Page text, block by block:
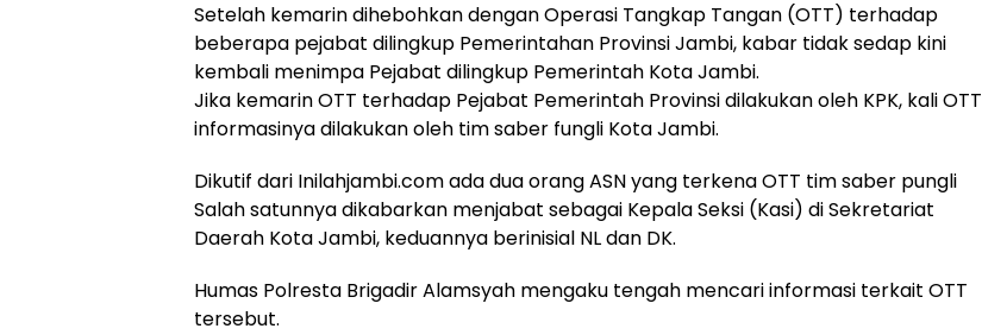
Setelah kemarin dihebohkan dengan Operasi Tangkap Tangan (OTT) terhadap
beberapa pejabat dilingkup Pemerintahan Provinsi Jambi, kabar tidak sedap kini
kembali menimpa Pejabat dilingkup Pemerintah Kota Jambi.
Jika kemarin OTT terhadap Pejabat Pemerintah Provinsi dilakukan oleh KPK, kali OTT
informasinya dilakukan oleh tim saber fungli Kota Jambi.
Dikutif dari Inilahjambi.com ada dua orang ASN yang terkena OTT tim saber pungli
Salah satunnya dikabarkan menjabat sebagai Kepala Seksi (Kasi) di Sekretariat
Daerah Kota Jambi, keduannya berinisial NL dan DK.
Humas Polresta Brigadir Alamsyah mengaku tengah mencari informasi terkait OTT
tersebut.